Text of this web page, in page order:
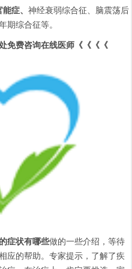
能症、神经衰弱综合征、脑震荡后
期综合征等。
免费咨询在线医师《《《《
症状有哪些做的一些介绍，等待
应的帮助。专家提示，了解了疾